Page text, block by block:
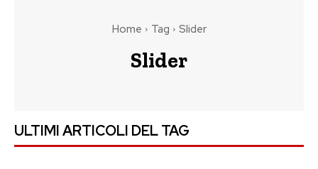
Home Tag Slider
Slider
ULTIMI ARTICOLI DEL TAG